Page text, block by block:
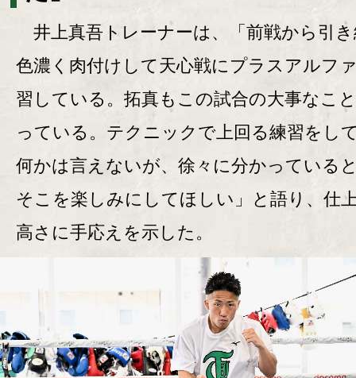
井上真吾トレーナーは、「前戦から引
色濃く肉付けして天心戦にプラスアルフ
習している。拓真もこの試合の大事なこ
っている。テクニックで上回る練習をし
何かは言えないが、徐々に分かっている
そこを楽しみにしてほしい」と語り、仕
高さに手応えを示した。